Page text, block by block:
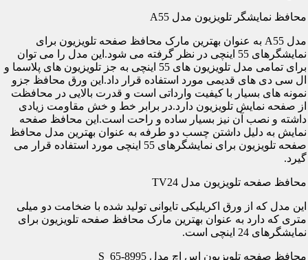
محافظ نمایشگر تلویزیون مدل A55
مدل A55 به عنوان بهترین مارک محافظ صفحه تلویزیون برای
نمایشگرهای 55 اینچی در نظر گرفته می شود.این مدل را می توان
برای تمامی مدل تلویزیون های 55 اینچی به جز تلویزیون های پلاسما و
ال سی دی های قدیمی مورد استفاده قرار داد.این ورق محافظ جزو
نمونه های بسیار با کیفیت وارداتی است و قدرت بالایی در محافظت
از صفحه نمایش تلویزیون دارد.در برابر خط و خش مقاومت زیادی
داشته و نصب آن نیز بسیار ساده و راحت است.این محافظ صفحه
نمایش به دلیل داشتن چسب دو طرفه به عنوان بهترین مدل محافظ
صفحه تلویزیون برای نمایشگرهای 55 اینچی مورد استفاده قرار می
گیرد.
محافظ صفحه تلویزیون مدل TV24
این مدل که از ورق اکریلیکی تایوانی تولید شده با ضخامت دو میلی
متری که دارد به عنوان بهترین مارک محافظ صفحه تلویزیون برای
نمایشگرهای 24 اینچی است.
محافظ صفحه تلویزیون اس اچ مدل S_65-8995